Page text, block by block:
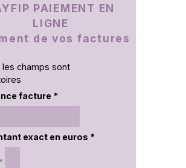
PAIEMENT EN
LIGNE
de vos factures
les champs sont
facture *
exact en euros *